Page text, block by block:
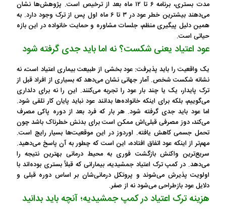
مدت بستری، برنامه ۶ تا ۱۲ ماه بعد از ترخیص است. پژوهش‌ها نشان
می‌دهند بیشترین خطر عود در ۳ تا ۶ ماه اول پس از ترک وجود دارد. به
همین دلیل پیگیری منظم، جلسات مشاوره و حمایت خانواده در این بازه
حیاتی است.
عود اعتیاد یعنی شکست؟ نه اما باید جدی گرفته شود
یک واقعیت را باید پذیرفت: عود بخشی از طبیعت بیماری اعتیاد است، نه
نشانه شکست شخص. آمار جهانی نشان می‌دهد که بسیاری از افراد قبل از
ترک پایدار، یک یا چند بار عود را تجربه می‌کنند. این را نه برای دلداری
می‌گوییم، بلکه برای اینکه خانواده‌ها بدانند عود نباید پایان کار تلقی شود.
اما عود باید جدی گرفته شود. هر بار که فرد بعد از دوره پاکی مصرف
می‌کند، دوز مصرفی قبلی‌اش ممکن است برای بدنش خطرناک باشد چون
تحمل جسمی کاهش یافته. اوردوز در این موقعیت‌ها بسیار رایج است.
مهم‌تر از اینکه عود اتفاق افتاده، این است که چطور به آن پاسخ می‌دهید.
سریع‌ترین واکنش بازگشت فوری به محیط درمانی بهترین نتیجه را
می‌دهد. در کمپ ترک اعتیاد جمشیدیه، بیمارانی که قبلاً بستری بوده‌اند با
اولویت پذیرش می‌شوند و پروتکل درمانی‌شان بر اساس دوره قبلی و
دلایل عود بازطراحی می‌شود نه از صفر.
هزینه ترک اعتیاد در کمپ جمشیدیه؛ آنچه باید بدانید